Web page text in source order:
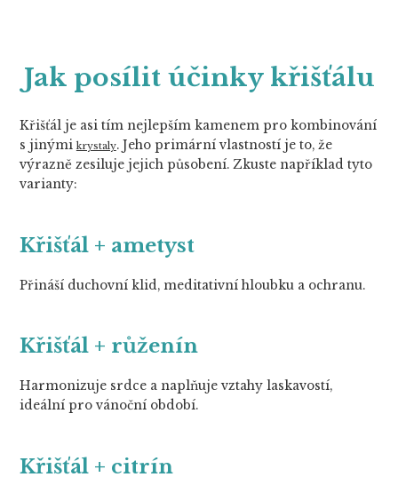
Jak posílit účinky křišťálu
Křišťál je asi tím nejlepším kamenem pro kombinování
s jinými krystaly. Jeho primární vlastností je to, že
výrazně zesiluje jejich působení. Zkuste například tyto
varianty:
Křišťál + ametyst
Přináší duchovní klid, meditativní hloubku a ochranu.
Křišťál + růženín
Harmonizuje srdce a naplňuje vztahy laskavostí,
ideální pro vánoční období.
Křišťál + citrín